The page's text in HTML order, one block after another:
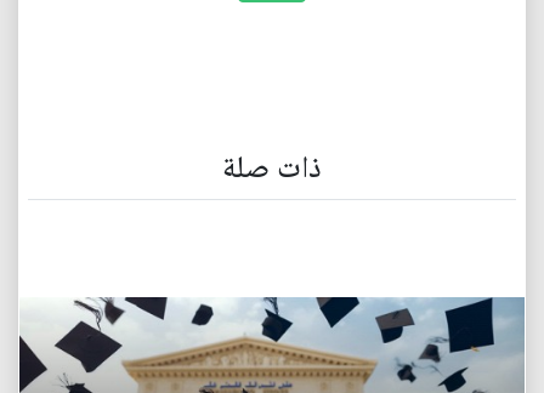
ذات صلة